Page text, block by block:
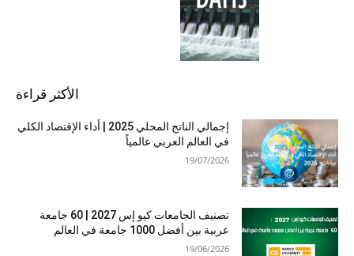
الأكثر قراءة
إجمالي الناتج المحلي 2025 | أداء الإقتصاد الكلي
في العالم العربي عالمياً
19/07/2026
تصنيف الجامعات كيو إس 2027 | 60 جامعة
عربية بين أفضل 1000 جامعة في العالم
19/06/2026